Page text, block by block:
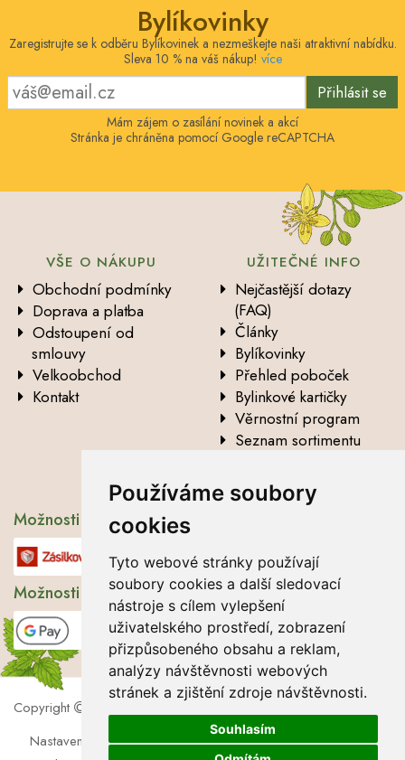
Používáme soubory
cookies
Tyto webové stránky používají
soubory cookies a další sledovací
nástroje s cílem vylepšení
uživatelského prostředí, zobrazení
přizpůsobeného obsahu a reklam,
analýzy návštěvnosti webových
stránek a zjištění zdroje návštěvnosti.
Souhlasím
Bylíkovinky
Zaregistrujte se k odběru Bylíkovinek a nezmeškejte naši atraktivní nabídku.
Sleva 10 % na váš nákup! více
Přihlásit se
Mám zájem o zasílání novinek a akcí
Stránka je chráněna pomocí Google reCAPTCHA
VŠE O NÁKUPU
Obchodní podmínky
Doprava a platba
Odstoupení od
smlouvy
Velkoobchod
Kontakt
UŽITEČNÉ INFO
Nejčastější dotazy
(FAQ)
Články
Bylíkovinky
Přehled poboček
Bylinkové kartičky
Věrnostní program
Seznam sortimentu
Možnosti dopravy
Možnosti platby
Copyright
2026 Lbros s.r.o.
Nastavení cookies|Soubory cookies|Zásady zpracování